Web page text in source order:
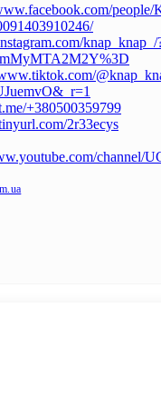
people/
knap_knap_/
+380500359799
2r33ecys
channel/